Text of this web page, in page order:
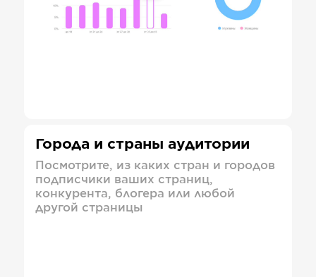
Города и страны аудитории
Посмотрите, из каких стран и городов
подписчики ваших страниц,
конкурента, блогера или любой
другой страницы